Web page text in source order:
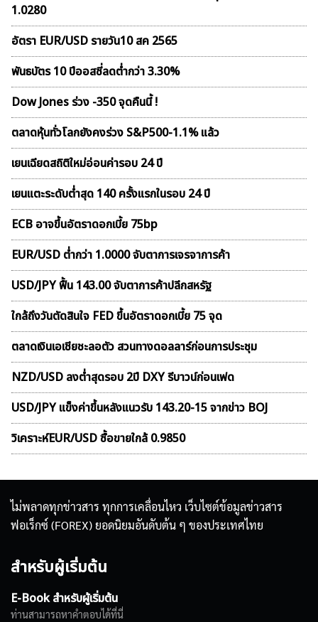
1.0280
อัตรา EUR/USD รายวัน10 สค 2565
พันธบัตร 10 ปีออสซี่ลดต่ำกว่า 3.30%
Dow Jones ร่วง -350 จุดคืนนี้ !
ตลาดหุ้นทั่วโลกยังคงร่วง S&P500-1.1% แล้ว
เยนเฉียดสถิติใหม่อ่อนค่ารอบ 24 ปี
เยนแตะระดับต่ำสุด 140 ครั้งแรกในรอบ 24 ปี
ECB อาจขึ้นอัตราดอกเบี้ย 75bp
EUR/USD ต่ำกว่า 1.0000 จับตาการเจรจาการค้า
USD/JPY ฟื้น 143.00 จับตาการค้าปลีกสหรัฐ
ใกล้ถึงวันตัดสินใจ FED ขึ้นอัตราดอกเบี้ย 75 จุด
ตลาดเงินเอเชียชะลอตัว สวนทางดอลลาร์ก่อนการประชุม
NZD/USD ลงต่ำสุดรอบ 2ปี DXY รีบาวน์ก่อนเฟด
USD/JPY แข็งค่าขึ้นหลังแนวรับ 143.20-15 จากข่าว BOJ
วิเคราะห์EUR/USD ซื้อขายใกล้ 0.9850
ไม่พลาดทุกข่าวสาร ทุกการเคลื่อนไหว เว็บไซต์ข้อมูลข่าวสาร
ฟอเร็กซ์ (FOREX) ยอดนิยมอันดับต้น ๆ ของประเทศไทย
สำหรับผู้เริ่มต้น
E-Book สำหรับผู้เริ่มต้น
ท่านสามารถหาคำตอบได้ที่นี่